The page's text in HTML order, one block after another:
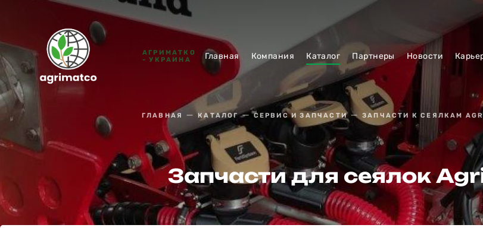
АГРИМАТКО
- УКРАИНА
Главная Компания Каталог Партнеры Новости
ГЛАВНАЯ КАТАЛОГ СЕРВИС И ЗАПЧАСТИ ЗАПЧАСТИ К СЕЯЛКАМ
Запчасти для сеялок